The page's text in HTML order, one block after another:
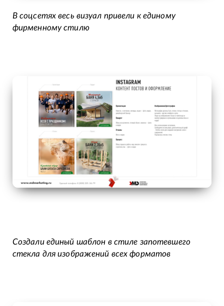
В соцсетях весь визуал привели к единому
фирменному стилю
Создали единый шаблон в стиле запотевшего
стекла для изображений всех форматов